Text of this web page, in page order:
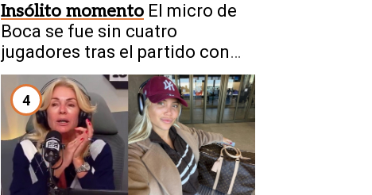
Insólito momento El micro de
Boca se fue sin cuatro
jugadores tras el partido con
Estudiantes
4